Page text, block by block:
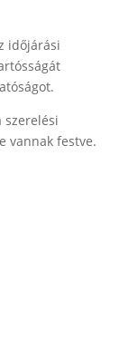
időjárási
szerelési
vannak festve.